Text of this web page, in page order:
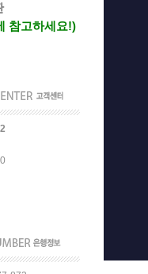
참고하세요!)